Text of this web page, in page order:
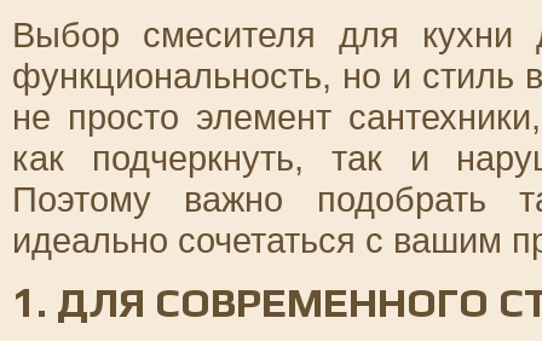
Выбор смесителя для кухни
функциональность, но и стиль
не просто элемент
как подчеркнуть, так и
Поэтому важно подобрать
идеально сочетаться с вашим
1. ДЛЯ СОВРЕМЕННОГО